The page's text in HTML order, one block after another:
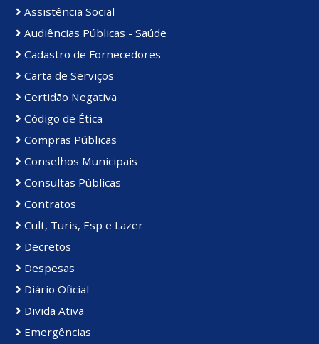
Assistência Social
Audiências Públicas - Saúde
Cadastro de Fornecedores
Carta de Serviços
Certidão Negativa
Código de Ética
Compras Públicas
Conselhos Municipais
Consultas Públicas
Contratos
Cult, Turis, Esp e Lazer
Decretos
Despesas
Diário Oficial
Divida Ativa
Emergências